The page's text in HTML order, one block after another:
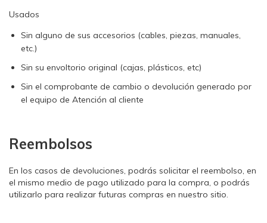
Usados
Sin alguno de sus accesorios (cables, piezas, manuales,
etc.)
Sin su envoltorio original (cajas, plásticos, etc)
Sin el comprobante de cambio o devolución generado por
el equipo de Atención al cliente
Reembolsos
En los casos de devoluciones, podrás solicitar el reembolso, en
el mismo medio de pago utilizado para la compra, o podrás
utilizarlo para realizar futuras compras en nuestro sitio.